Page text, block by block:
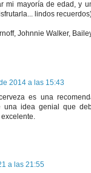
mi mayoría de edad, y
lindos
Johnnie Walker,
2014 a las 15:43
es una
una idea genial que
a las 21:55